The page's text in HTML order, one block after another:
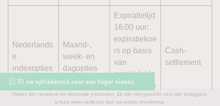
Nederlands
e
indexopties
Maand-,
week- en
dagopties
Expiratietijd
16:00 uur;
expiratiekoe
rs op basis
van
gemiddelde
15:30-16:00
uur
Cash-
settlement
Waar moet u als belegger op letten rond optie-
Til uw optiekennis naar een hoger niveau
Opties zijn complexe en risicovolle producten. Ze zijn niet geschikt voor alle beleggers.
U kunt meer verliezen dan uw initiële investering.